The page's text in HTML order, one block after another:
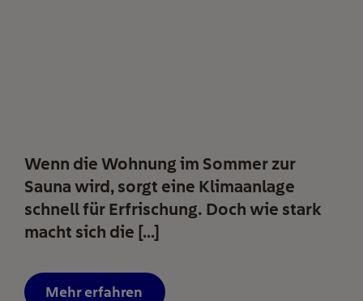
Wenn die Wohnung im Sommer zur
Sauna wird, sorgt eine Klimaanlage
schnell für Erfrischung. Doch wie stark
macht sich die […]
Mehr erfahren